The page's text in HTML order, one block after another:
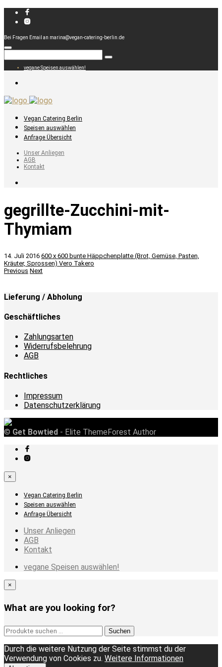
Bei Fragen Email an marina@vegan-catering-berlin.de
vegane Speisen auswählen!
Vegan Catering Berlin
Speisen auswählen
Anfrage Übersicht
Unser Anliegen
AGB
Kontakt
gegrillte-Zucchini-mit-
Thymiam
14. Juli 2016 600 x 600 bunte Häppchenplatte (Brot, Gemüse, Pasten,
Kräuter, Sprossen) Vero Takero
Previous Next
Lieferung / Abholung
Geschäftliches
Zahlungsarten
Widerrufsbelehrung
AGB
Rechtliches
Impressum
Datenschutzerklärung
© Get Bowtied - Elite ThemeForest Author
×
Vegan Catering Berlin
Speisen auswählen
Anfrage Übersicht
Unser Anliegen
AGB
Kontakt
vegane Speisen auswählen!
×
What are you looking for?
Suchen
nach:
Suchen
Durch die weitere Nutzung der Seite stimmst du der
Verwendung von Cookies zu. Weitere Informationen